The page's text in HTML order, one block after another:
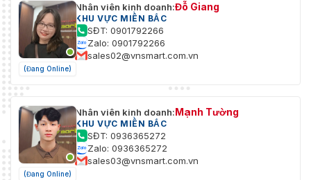
(Đang Online)
Nhân viên kinh doanh:Đỗ Giang
KHU VỰC MIỀN BẮC
SĐT: 0901792266
Zalo: 0901792266
sales02@vnsmart.com.vn
(Đang Online)
Nhân viên kinh doanh:Mạnh Tường
KHU VỰC MIỀN BẮC
SĐT: 0936365272
Zalo: 0936365272
sales03@vnsmart.com.vn